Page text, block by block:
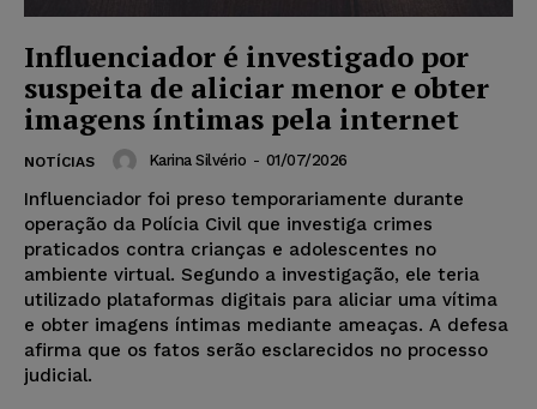
Influenciador é investigado por
suspeita de aliciar menor e obter
imagens íntimas pela internet
NOTÍCIAS Karina Silvério - 01/07/2026
Influenciador foi preso temporariamente durante
operação da Polícia Civil que investiga crimes
praticados contra crianças e adolescentes no
ambiente virtual. Segundo a investigação, ele teria
utilizado plataformas digitais para aliciar uma vítima
e obter imagens íntimas mediante ameaças. A defesa
afirma que os fatos serão esclarecidos no processo
judicial.